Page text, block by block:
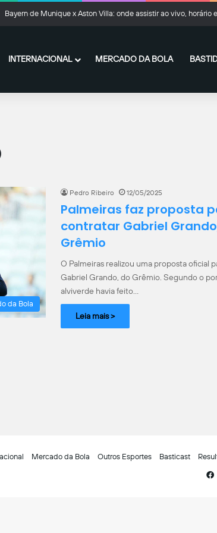
Bayern de Munique x Aston Villa: onde assistir ao vivo, horário
INTERNACIONAL MERCADO DA BOLA
da Bola
Pedro Ribeiro 12/05/2025
Palmeiras faz proposta
contratar Gabriel
Grêmio
O Palmeiras realizou uma proposta oficial
Gabriel Grando, do Grêmio. Segundo o
alviverde havia feito…
Leia mais >
Mercado da Bola Outros Esportes Basticast